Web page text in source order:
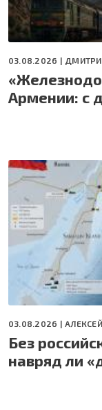
03.08.2026 |
Армении: с
03.08.2026 |
Без
навряд ли